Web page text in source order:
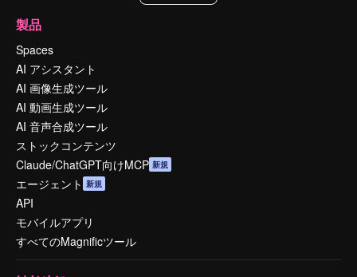
製品
Spaces
AI アシスタント
AI 画像生成ツール
AI 動画生成ツール
AI 音声合成ツール
ストックコンテンツ
Claude/ChatGPT向けMCP 新規
エージェント 新規
API
モバイルアプリ
すべてのMagnificツール